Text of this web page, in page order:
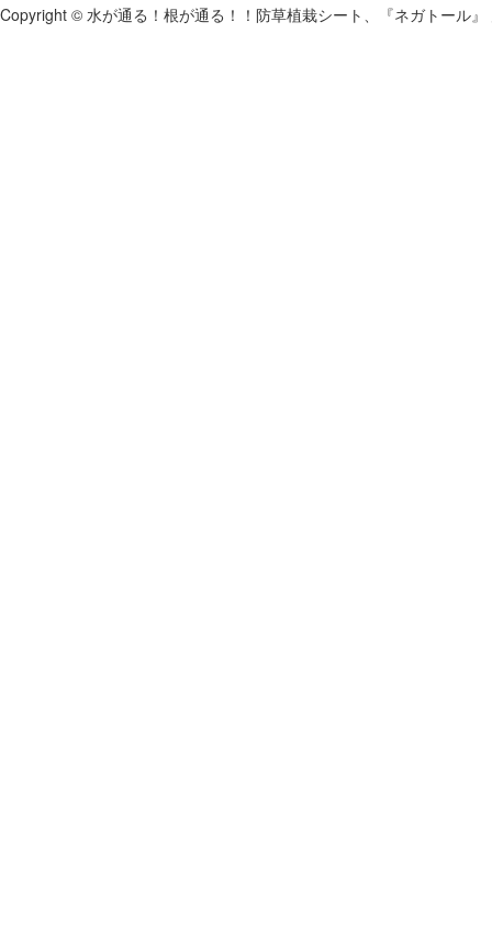
Copyright © 水が通る！根が通る！！防草植栽シート、『ネガトール